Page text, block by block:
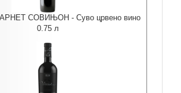
СОВИЊОН - Суво црвено вино
0.75 л